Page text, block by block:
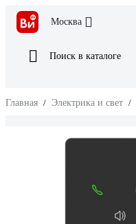
Москва
Поиск в каталоге
Главная / Электрика и свет /